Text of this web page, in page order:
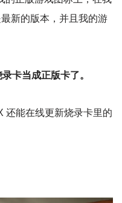
新的版本，并且我的游
卡当成正版卡了。
还能在线更新烧录卡里的